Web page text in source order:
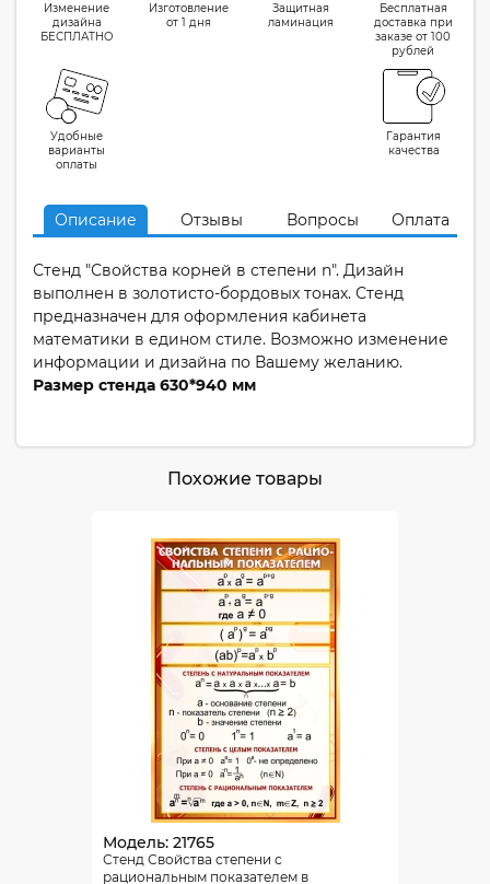
Изменение
дизайна
БЕСПЛАТНО
Изготовление
от 1 дня
Защитная
ламинация
Бесплатная
доставка при
заказе от 100
рублей
Удобные
варианты
оплаты
Гарантия
качества
Описание Отзывы Вопросы Оплата
Стенд "Свойства корней в степени n". Дизайн
выполнен в золотисто-бордовых тонах. Стенд
предназначен для оформления кабинета
математики в едином стиле. Возможно изменение
информации и дизайна по Вашему желанию.
Размер стенда 630*940 мм
Похожие товары
Модель: 21765
Стенд Свойства степени с
рациональным показателем в